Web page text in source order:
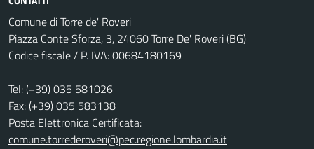
Comune di Torre de' Roveri
Piazza Conte Sforza, 3, 24060 Torre De' Roveri (BG)
Codice fiscale / P. IVA: 00684180169
Tel:(+39) 035 581026
Fax: (+39) 035 583138
Posta Elettronica Certificata:
comune.torrederoveri@pec.regione.lombardia.it